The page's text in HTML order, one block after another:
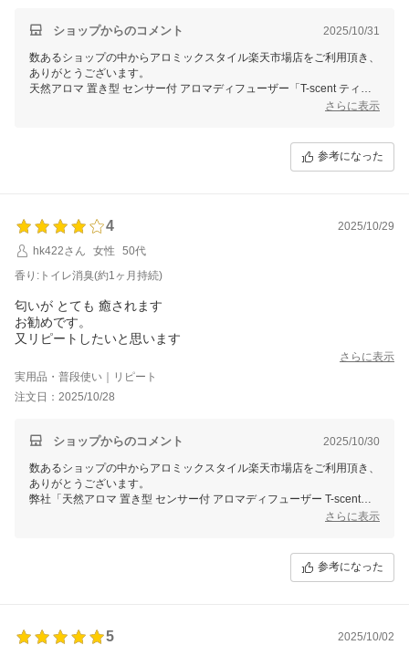
ショップからのコメント 2025/10/31
数あるショップの中からアロミックスタイル楽天市場店をご利用頂き、
ありがとうございます。
天然アロマ 置き型 センサー付 アロマディフューザー「T-scent ティー
セント 専用オイル」をお気に召していただけたようで、大変嬉しく思
さらに表示
参考になった
4
2025/10/29
hk422さん
女性
50代
香り:トイレ消臭(約1ヶ月持続)
匂いが とても 癒されます
お勧めです。
又リピートしたいと思います
さらに表示
実用品・普段使い｜リピート
注文日：2025/10/28
ショップからのコメント 2025/10/30
数あるショップの中からアロミックスタイル楽天市場店をご利用頂き、
ありがとうございます。
弊社「天然アロマ 置き型 センサー付 アロマディフューザー T-scent」
をお気に召していただき、とても嬉しいです。匂いで癒されるとのお気
適な毎日のお手伝いができることを何よりの喜びとしております。
さらに表示
参考になった
5
2025/10/02